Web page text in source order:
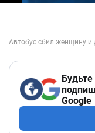
Google